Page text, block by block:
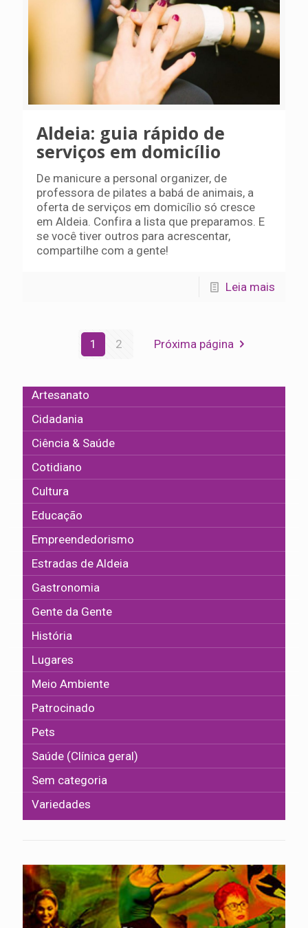
Aldeia: guia rápido de
serviços em domicílio
De manicure a personal organizer, de
professora de pilates a babá de animais, a
oferta de serviços em domicílio só cresce
em Aldeia. Confira a lista que preparamos. E
se você tiver outros para acrescentar,
compartilhe com a gente!
Leia mais
1 2 Próxima página
Artesanato
Cidadania
Ciência & Saúde
Cotidiano
Cultura
Educação
Empreendedorismo
Estradas de Aldeia
Gastronomia
Gente da Gente
História
Lugares
Meio Ambiente
Patrocinado
Pets
Saúde (Clínica geral)
Sem categoria
Variedades